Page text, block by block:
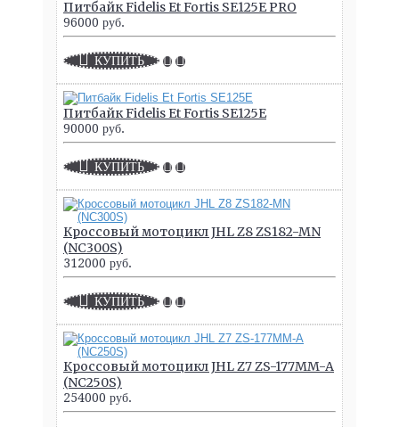
Питбайк Fidelis Et Fortis SE125E PRO
96000 руб.
КУПИТЬ
Питбайк Fidelis Et Fortis SE125E
90000 руб.
КУПИТЬ
Кроссовый мотоцикл JHL Z8 ZS182-MN
(NC300S)
312000 руб.
КУПИТЬ
Кроссовый мотоцикл JHL Z7 ZS-177MM-A
(NC250S)
254000 руб.